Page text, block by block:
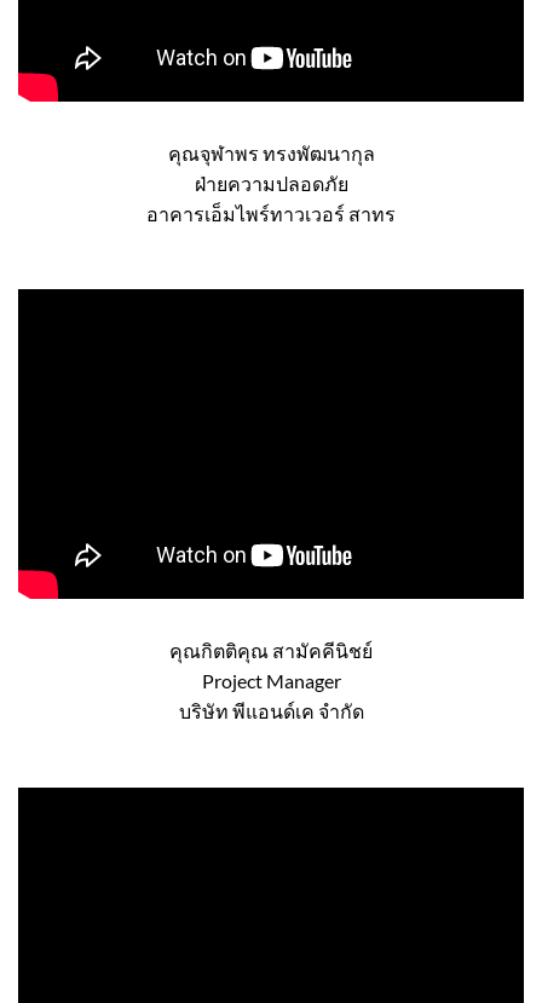
คุณจุฬาพร ทรงพัฒนากุล
ฝ่ายความปลอดภัย
อาคารเอ็มไพร์ทาวเวอร์ สาทร
คุณกิตติคุณ สามัคคีนิชย์
Project Manager
บริษัท พีแอนด์เค จำกัด